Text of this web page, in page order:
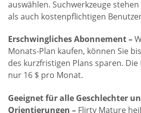
auswählen. Suchwerkzeuge
als auch kostenpflichtigen
Erschwingliches Abonnement –
Monats-Plan kaufen, können Sie
des kurzfristigen Plans sparen.
nur 16 $ pro Monat.
Geeignet für alle Geschlechter
Orientierungen – Flirty Mature